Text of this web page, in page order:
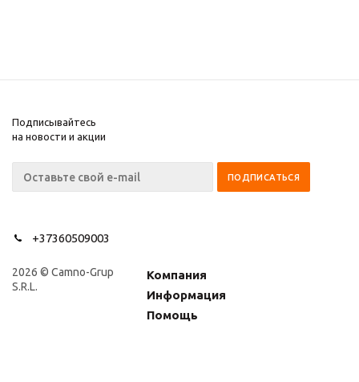
Подписывайтесь
на новости и акции
+37360509003
2026 © Camno-Grup
S.R.L.
Компания
Информация
Помощь